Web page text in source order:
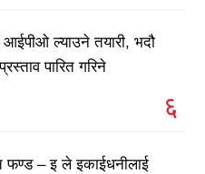
आईपीओ ल्याउने तयारी, भदौ
पारित गरिने
६
फण्ड – इ ले इकाईधनीलाई